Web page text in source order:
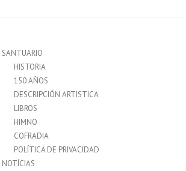
SANTUARIO
HISTORIA
150 AÑOS
DESCRIPCIÓN ARTISTICA
LIBROS
HIMNO
COFRADIA
POLÍTICA DE PRIVACIDAD
NOTÍCIAS